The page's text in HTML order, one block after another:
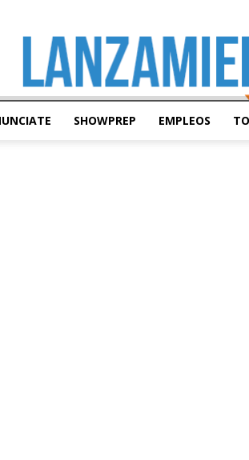
SHOWPREP EMPLEOS